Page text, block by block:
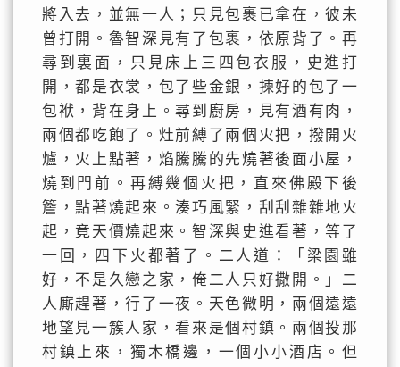
將入去，並無一人；只見包裹已拿在，彼未
曾打開。魯智深見有了包裹，依原背了。再
尋到裏面，只見床上三四包衣服，史進打
開，都是衣裳，包了些金銀，揀好的包了一
包袱，背在身上。尋到廚房，見有酒有肉，
兩個都吃飽了。灶前縛了兩個火把，撥開火
爐，火上點著，焰騰騰的先燒著後面小屋，
燒到門前。再縛幾個火把，直來佛殿下後
簷，點著燒起來。湊巧風緊，刮刮雜雜地火
起，竟天價燒起來。智深與史進看著，等了
一回，四下火都著了。二人道：「梁園雖
好，不是久戀之家，俺二人只好撒開。」二
人廝趕著，行了一夜。天色微明，兩個遠遠
地望見一簇人家，看來是個村鎮。兩個投那
村鎮上來，獨木橋邊，一個小小酒店。但